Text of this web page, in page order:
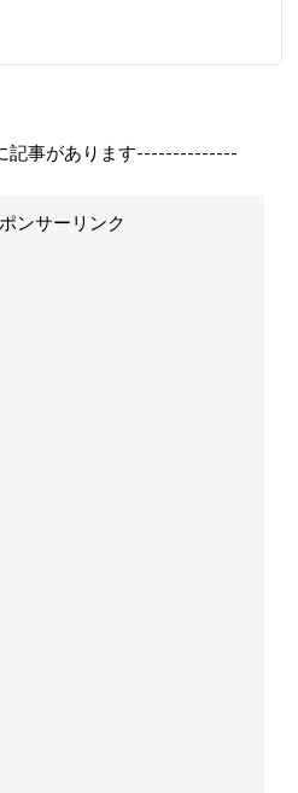
記事があります--------------
ンサーリンク